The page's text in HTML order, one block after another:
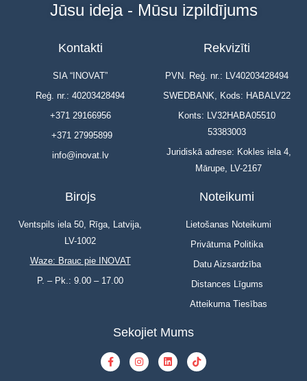
Jūsu ideja - Mūsu izpildījums
Kontakti
SIA “INOVAT”
Reģ. nr.: 40203428494
+371 29166956
+371 27995899
info@inovat.lv
Rekvizīti
PVN. Reģ. nr.: LV40203428494
SWEDBANK, Kods: HABALV22
Konts: LV32HABA05510
53383003
Juridiskā adrese: Kokles iela 4,
Mārupe, LV-2167
Birojs
Ventspils iela 50, Rīga, Latvija,
LV-1002
Waze: Brauc pie INOVAT
P. – Pk.: 9.00 – 17.00
Noteikumi
Lietošanas Noteikumi
Privātuma Politika
Datu Aizsardzība
Distances Līgums
Atteikuma Tiesības
Sekojiet Mums